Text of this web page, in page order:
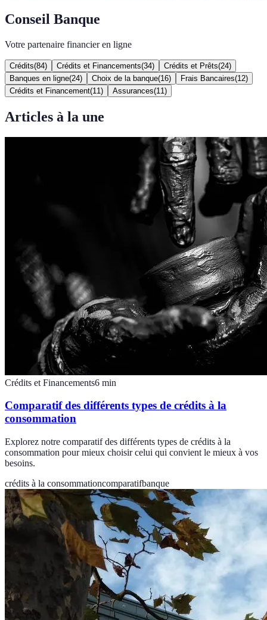
Conseil Banque
Votre partenaire financier en ligne
Crédits(84) Crédits et Financements(34) Crédits et Prêts(24)
Banques en ligne(24) Choix de la banque(16) Frais Bancaires(12)
Crédits et Financement(11 ) Assurances(11 )
Articles à la une
Crédits et Financements6 min
Comparatif des différents types de crédits à la
consommation
Explorez notre comparatif des différents types de crédits à la
consommation pour mieux choisir celui qui convient le mieux à vos
besoins.
crédits à la consommationcomparatifbanque